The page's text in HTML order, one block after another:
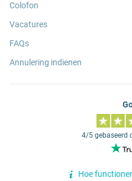
Colofon
Vacatures
FAQs
Annulering indienen
4/5 gebaseerd
Hoe